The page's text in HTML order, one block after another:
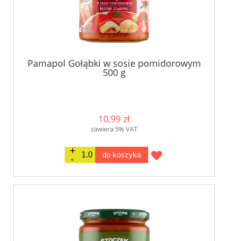
Pamapol Gołąbki w sosie pomidorowym
500 g
10,99 zł
zawiera 5% VAT
do koszyka